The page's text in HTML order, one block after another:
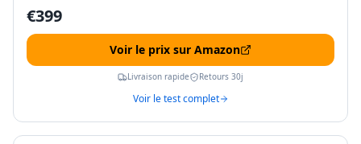
€399
Voir le prix sur Amazon
Livraison rapide Retours 30j
Voir le test complet